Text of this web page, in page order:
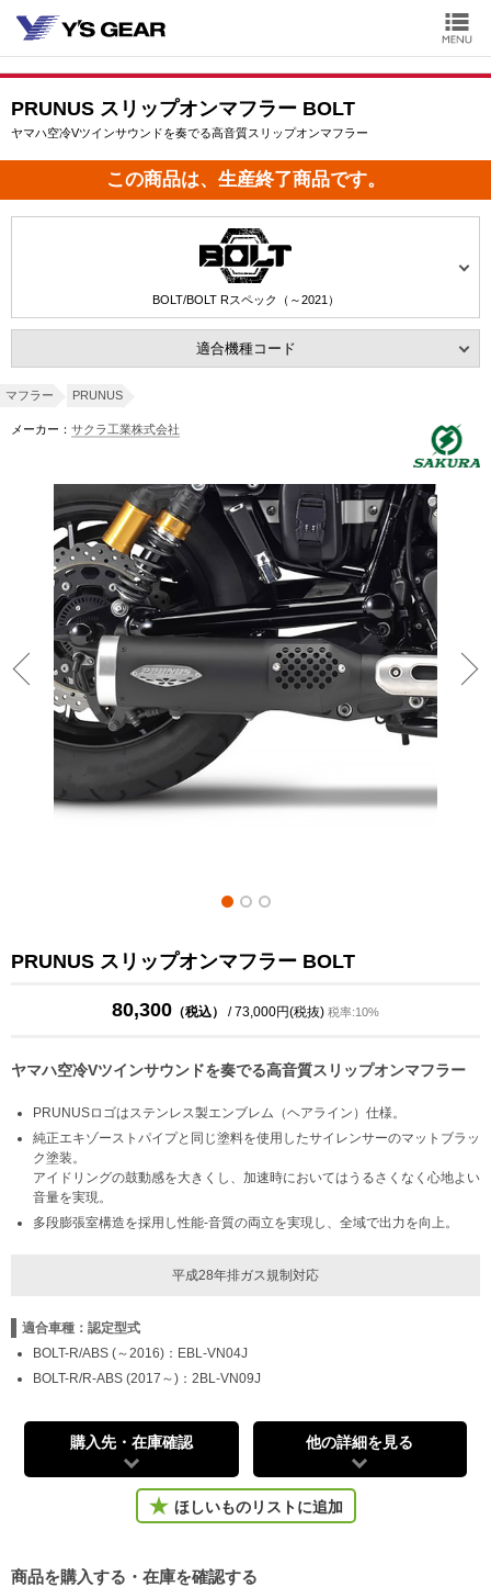
PRUNUS スリップオンマフラー BOLT
ヤマハ空冷Vツインサウンドを奏でる高音質スリップオンマフラー
この商品は、生産終了商品です。
BOLT/BOLT Rスペック（～2021）
適合機種コード
マフラー PRUNUS
メーカー： サクラ工業株式会社
PRUNUS スリップオンマフラー BOLT
80,300 （税込） / 73,000円(税抜) 税率:10%
ヤマハ空冷Vツインサウンドを奏でる高音質スリップオンマフラー
PRUNUSロゴはステンレス製エンブレム（ヘアライン）仕様。
純正エキゾーストパイプと同じ塗料を使用したサイレンサーのマットブラッ
ク塗装。
アイドリングの鼓動感を大きくし、加速時においてはうるさくなく心地よい
音量を実現。
多段膨張室構造を採用し性能-音質の両立を実現し、全域で出力を向上。
平成28年排ガス規制対応
適合車種：認定型式
BOLT-R/ABS (～2016)：EBL-VN04J
BOLT-R/R-ABS (2017～)：2BL-VN09J
購入先・在庫確認 他の詳細を見る
ほしいものリストに追加
商品を購入する・在庫を確認する